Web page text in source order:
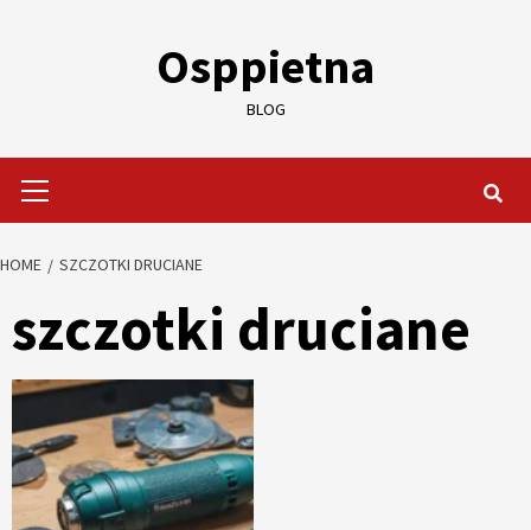
Osppietna
BLOG
Menu
HOME SZCZOTKI DRUCIANE
szczotki druciane